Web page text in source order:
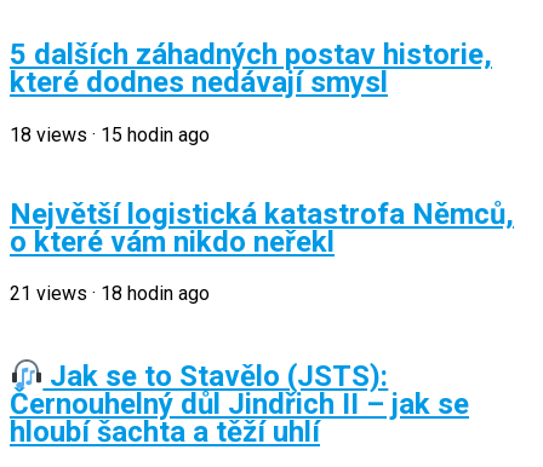
5 dalších záhadných postav historie,
které dodnes nedávají smysl
18 views · 15 hodin ago
Největší logistická katastrofa Němců,
o které vám nikdo neřekl
21 views · 18 hodin ago
Jak se to Stavělo (JSTS):
Černouhelný důl Jindřich II – jak se
hloubí šachta a těží uhlí